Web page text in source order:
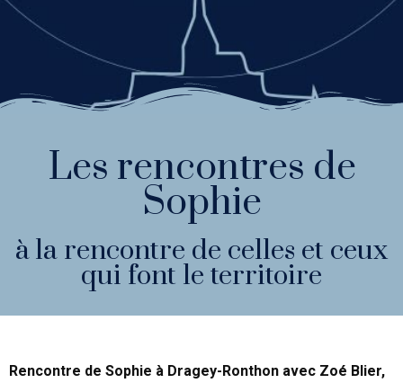
Les rencontres de
Sophie
à la rencontre de celles et ceux
qui font le territoire
Rencontre de Sophie à Dragey-Ronthon avec Zoé Blier,